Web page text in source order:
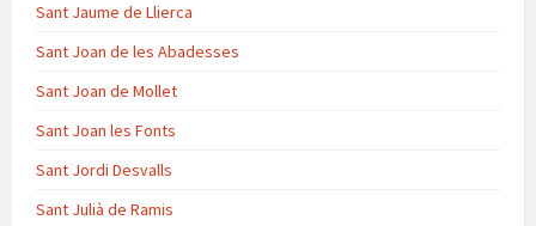
Sant Jaume de Llierca
Sant Joan de les Abadesses
Sant Joan de Mollet
Sant Joan les Fonts
Sant Jordi Desvalls
Sant Julià de Ramis